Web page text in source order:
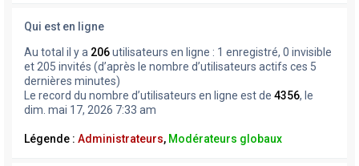
Qui est en ligne
Au total il y a 206utilisateurs en ligne : 1 enregistré, 0 invisible
et 205 invités (d’après le nombre d’utilisateurs actifs ces 5
dernières minutes)
Le record du nombre d’utilisateurs en ligne est de 4356, le
dim. mai 17, 2026 7:33 am
Légende : Administrateurs, Modérateurs globaux